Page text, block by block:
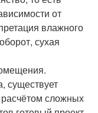
от
влажного
сухая
существует
сложных